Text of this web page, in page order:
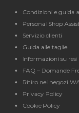
Condizioni e guida
Personal Shop
Servizio clienti
Guida alle taglie
Informazioni su resi
FAQ – Domande
Ritiro nei negozi
Privacy Policy
Cookie Policy